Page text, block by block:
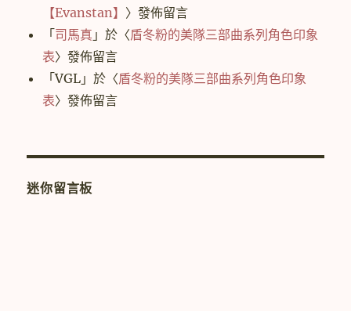
【Evanstan】 〉發佈留言
「司馬真 」於〈盾冬粉的美隊三部曲系列角色印象
表〉發佈留言
「VGL 」於〈盾冬粉的美隊三部曲系列角色印象
表〉發佈留言
迷你留言板